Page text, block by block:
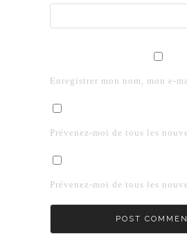
Enregistrer mon nom, mon e-
Prévenez-moi de tous les
Prévenez-moi de tous les